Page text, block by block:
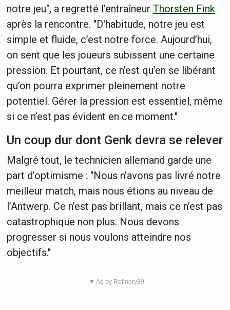
notre jeu", a regretté l’entraîneur Thorsten Fink
après la rencontre. "D'habitude, notre jeu est
simple et fluide, c’est notre force. Aujourd’hui,
on sent que les joueurs subissent une certaine
pression. Et pourtant, ce n’est qu’en se libérant
qu’on pourra exprimer pleinement notre
potentiel. Gérer la pression est essentiel, même
si ce n’est pas évident en ce moment."
Un coup dur dont Genk devra se relever
Malgré tout, le technicien allemand garde une
part d’optimisme : "Nous n’avons pas livré notre
meilleur match, mais nous étions au niveau de
l’Antwerp. Ce n’est pas brillant, mais ce n’est pas
catastrophique non plus. Nous devons
progresser si nous voulons atteindre nos
objectifs."
▼ Ad by Refinery89